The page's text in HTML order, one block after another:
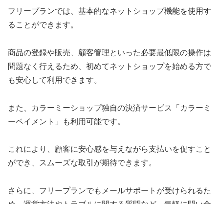
フリープランでは、基本的なネットショップ機能を使用す
ることができます。
商品の登録や販売、顧客管理といった必要最低限の操作は
問題なく行えるため、初めてネットショップを始める方で
も安心して利用できます。
また、カラーミーショップ独自の決済サービス「カラーミ
ーペイメント」も利用可能です。
これにより、顧客に安心感を与えながら支払いを促すこと
ができ、スムーズな取引が期待できます。
さらに、フリープランでもメールサポートが受けられるた